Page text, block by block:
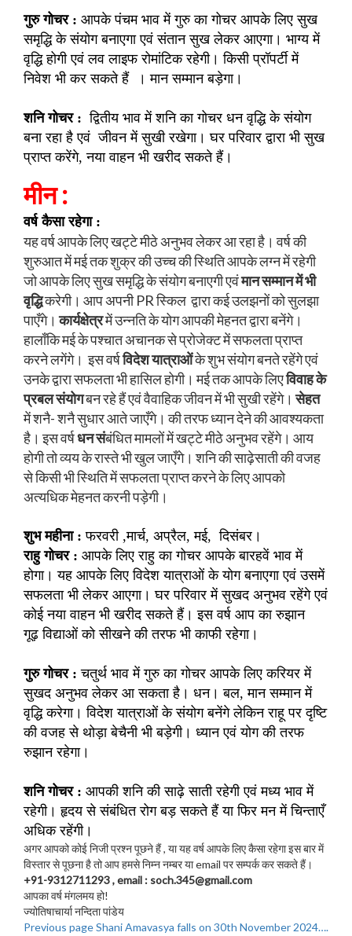
गुरु गोचर : आपके पंचम भाव में गुरु का गोचर आपके लिए सुख
समृद्धि के संयोग बनाएगा एवं संतान सुख लेकर आएगा। भाग्य में
वृद्धि होगी एवं लव लाइफ रोमांटिक रहेगी। किसी प्रॉपर्टी में
निवेश भी कर सकते हैं । मान सम्मान बड़ेगा।
शनि गोचर : द्वितीय भाव में शनि का गोचर धन वृद्धि के संयोग
बना रहा है एवं जीवन में सुखी रखेगा। घर परिवार द्वारा भी सुख
प्राप्त करेंगे, नया वाहन भी खरीद सकते हैं।
मीन :
वर्ष कैसा रहेगा :
यह वर्ष आपके लिए खट्टे मीठे अनुभव लेकर आ रहा है। वर्ष की
शुरुआत में मई तक शुक्र की उच्च की स्थिति आपके लग्न में रहेगी
जो आपके लिए सुख समृद्धि के संयोग बनाएगी एवंमान सम्मान में भी
वृद्धिकरेगी। आप अपनी PR स्किल द्वारा कई उलझनों को सुलझा
पाएँगे।कार्यक्षेत्रमें उन्नति के योग आपकी मेहनत द्वारा बनेंगे।
हालाँकि मई के पश्चात अचानक से प्रोजेक्ट में सफलता प्राप्त
करने लगेंगे। इस वर्षविदेश यात्राओंके शुभ संयोग बनते रहेंगे एवं
उनके द्वारा सफलता भी हासिल होगी। मई तक आपके लिएविवाह के
प्रबल संयोगबन रहे हैं एवं वैवाहिक जीवन में भी सुखी रहेंगे।सेहत
में शनै- शनै सुधार आते जाएँगे। की तरफ ध्यान देने की आवश्यकता
है। इस वर्षधन संबंधित मामलों में खट्टे मीठे अनुभव रहेंगे। आय
होगी तो व्यय के रास्ते भी खुल जाएँगे। शनि की साढ़ेसाती की वजह
से किसी भी स्थिति में सफलता प्राप्त करने के लिए आपको
अत्यधिक मेहनत करनी पड़ेगी।
शुभ महीना :फरवरी ,मार्च, अप्रैल, मई, दिसंबर।
राहु गोचर : आपके लिए राहु का गोचर आपके बारहवें भाव में
होगा। यह आपके लिए विदेश यात्राओं के योग बनाएगा एवं उसमें
सफलता भी लेकर आएगा। घर परिवार में सुखद अनुभव रहेंगे एवं
कोई नया वाहन भी खरीद सकते हैं। इस वर्ष आप का रुझान
गूढ़ विद्याओं को सीखने की तरफ भी काफी रहेगा।
गुरु गोचर :चतुर्थ भाव में गुरु का गोचर आपके लिए करियर में
सुखद अनुभव लेकर आ सकता है। धन। बल, मान सम्मान में
वृद्धि करेगा। विदेश यात्राओं के संयोग बनेंगे लेकिन राहू पर दृष्टि
की वजह से थोड़ा बेचैनी भी बड़ेगी। ध्यान एवं योग की तरफ
रुझान रहेगा।
शनि गोचर : आपकी शनि की साढ़े साती रहेगी एवं मध्य भाव में
रहेगी। हृदय से संबंधित रोग बड़ सकते हैं या फिर मन में चिन्ताएँ
अधिक रहेंगी।
अगर आपको कोई निजी प्रश्न पूछने हैं , या यह वर्ष आपके लिए कैसा रहेगा इस बार में
विस्तार से पूछना है तो आप हमसे निम्न नम्बर या email पर सम्पर्क कर सकते हैं।
+91-9312711293 , email : soch.345@gmail.com
आपका वर्ष मंगलमय हो!
ज्योतिषाचार्या नन्दिता पांडेय
Previous pageShani Amavasya falls on 30th November 2024….